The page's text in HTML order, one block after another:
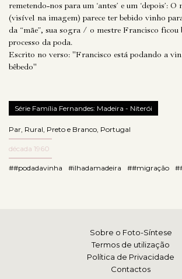
remetendo-nos para um ‘antes’ e um ‘depois’:
(visível na imagem) parece ter bebido vinho
da “mãe”, sua sogra / o mestre Francisco ficou
processo da poda.
Escrito no verso: "Francisco está podando a
bêbedo"
Série Família Fernandes: Madeira - Niterói
Par, Rural, Preto e Branco, Portugal
década 1960
##podadavinha #ilhadamadeira ##migração
Sobre o Foto-Síntese
Termos de utilização
Política de Privacidade
Contactos